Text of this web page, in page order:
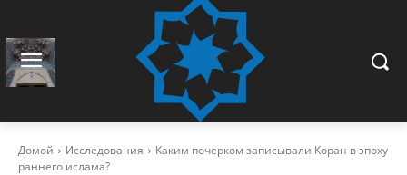
Домой Исследования
Каким почерком записывали Коран в эпоху
раннего ислама?